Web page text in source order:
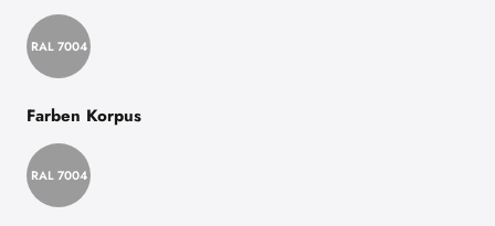
RAL 7004
Farben Korpus
RAL 7004